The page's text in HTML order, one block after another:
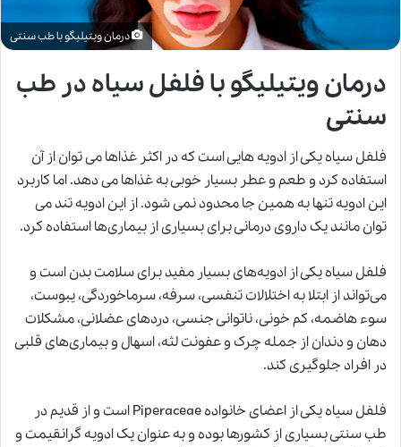
درمان ویتیلیگو با طب سنتی
درمان ویتیلیگو با فلفل سیاه در طب
سنتی
فلفل سیاه یکی از ادویه هایی است که در اکثر غذاها می توان از آن
استفاده کرد و طعم و عطر بسیار خوبی به غذاها می دهد. اما کاربرد
این ادویه تنها به همین جا محدود نمی شود. از این ادویه تند می
توان مانند یک داروی درمانی برای بسیاری از بیماری‌ها استفاده کرد.
فلفل سیاه یکی از ادویه‌های بسیار مفید برای سلامت بدن است و
می‌تواند از ابتلا به اختلالات تنفسی، سرفه، سرماخوردگی، یبوست،
سوء هاضمه، کم خونی، ناتوانی جنسی، دردهای عضلانی، مشکلات
دهان و دندان از جمله چرک و عفونت لثه، اسهال و بیماری‌های قلبی
در افراد جلوگیری کند.
فلفل سیاه یکی از اعضای خانواده Piperaceae است و از قدیم در
طب سنتیبسیاری از کشور‌ها بوده و به عنوان یک ادویه گرانقیمت و